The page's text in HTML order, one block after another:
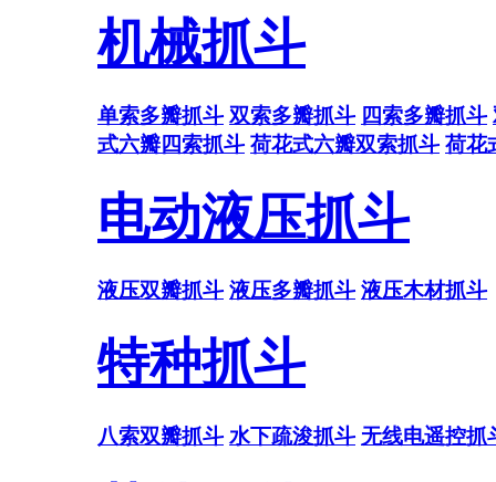
机械抓斗
单索多瓣抓斗 双索多瓣抓斗 四索多瓣抓斗
式六瓣四索抓斗 荷花式六瓣双索抓斗 荷花
电动液压抓斗
液压双瓣抓斗 液压多瓣抓斗 液压木材抓斗
特种抓斗
八索双瓣抓斗 水下疏浚抓斗 无线电遥控抓